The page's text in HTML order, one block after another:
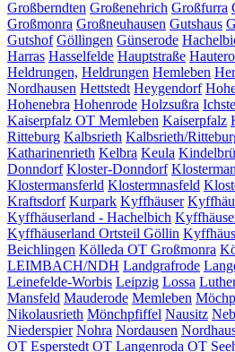
Großberndten Großenehrich Großfurra
Großmonra Großneuhausen Gutshaus
Gutshof Göllingen Günserode
Harras Hasselfelde Hauptstraße
Heldrungen, Heldrungen Hemleben
Nordhausen Hettstedt Heygendorf
Hohenebra Hohenrode Holzsußra
Kaiserpfalz OT Memleben Kaiserpfalz
Ritteburg Kalbsrieth Kalbsrieth/
Katharinenrieth Kelbra Keula
Donndorf Kloster-Donndorf
Klostermansferld Klostermnasfeld
Kraftsdorf Kurpark Kyffhäuser
Kyffhäuserland - Hachelbich
Kyffhäuserland Ortsteil Göllin
Beichlingen Kölleda OT Großmonra
LEIMBACH/NDH Landgrafrode
Leinefelde-Worbis Leipzig Lossa
Mansfeld Mauderode Memleben
Nikolausrieth Mönchpfiffel Nausitz
Niederspier Nohra Nordausen
OT Esperstedt OT Langenroda OT